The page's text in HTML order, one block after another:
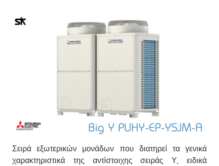
Σειρά εξωτερικών μονάδων που διατηρεί τα γενικά
χαρακτηριστικά της αντίστοιχης σειράς Υ, ειδικά